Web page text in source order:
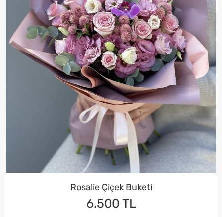
Rosalie Çiçek Buketi
6.500 TL